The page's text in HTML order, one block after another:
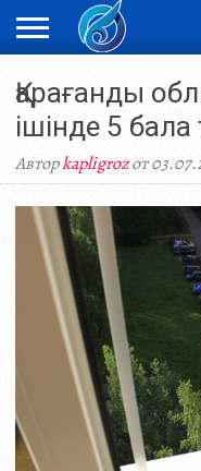
НОВОСТИ
ВИДЕО
ФОТОРЕПОРТАЖИ
ОРКЕН
Қарағанды
ішінде 5
Авторkapligrozот